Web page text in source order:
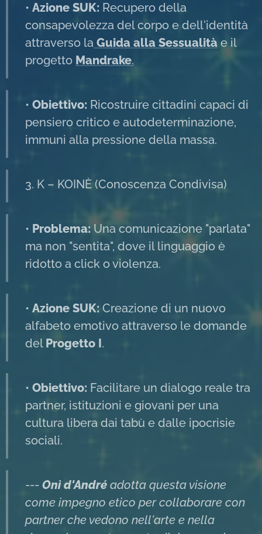
• Azione SUK: Recupero della
consapevolezza del corpo e dell'identità
attraverso la Guida alla Sessualità e il
progetto Mandrake.
• Obiettivo: Ricostruire cittadini capaci di
pensiero critico e autodeterminazione,
immuni alla pressione della massa.
3. K – KOINÈ (Conoscenza Condivisa)
• Problema:Una comunicazione "parlata"
ma non "sentita", dove il linguaggio è
ridotto a click o violenza.
• Azione SUK: Creazione di un nuovo
alfabeto emotivo attraverso le domande
del Progetto I.
• Obiettivo: Facilitare un dialogo reale tra
partner, istituzioni e giovani per una
cultura libera dai tabù e dalle ipocrisie
sociali.
--- Onì d'André adotta questa visione
come impegno etico per collaborare con
partner che vedono nell'arte e nella